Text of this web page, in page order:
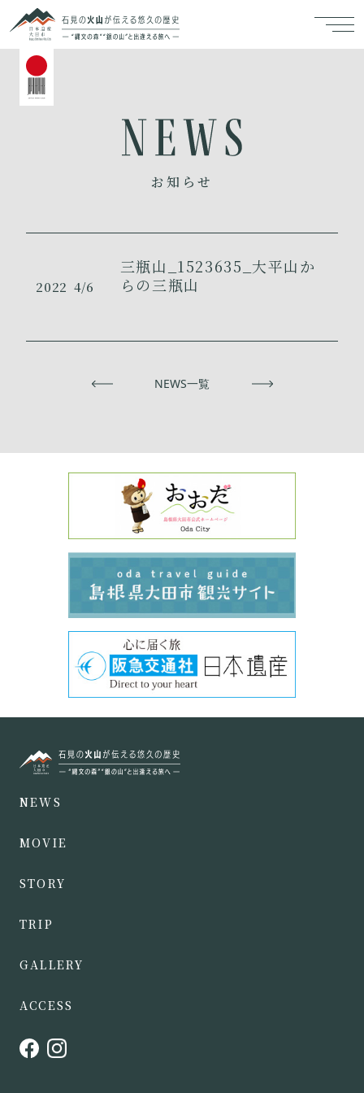
お知らせ
2022 4/6
三瓶山_1523635_大平山か
らの三瓶山
NEWS一覧
NEWS
MOVIE
STORY
TRIP
GALLERY
ACCESS